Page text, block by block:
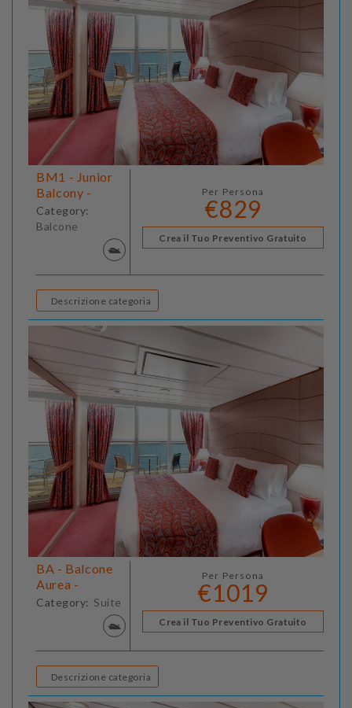
BM1 - Junior
Balcony -
Category:
Balcone
Per Persona
€829
Crea il Tuo Preventivo Gratuito
Descrizione categoria
BA - Balcone
Aurea -
Category: Suite
Per Persona
€1019
Crea il Tuo Preventivo Gratuito
Descrizione categoria